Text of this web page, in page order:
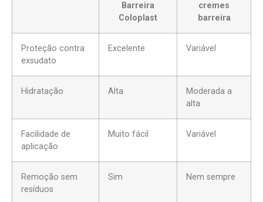
Barreira
Coloplast
cremes
barreira
Proteção contra
exsudato
Excelente Variável
Hidratação Alta
Moderada a
alta
Facilidade de
aplicação
Muito fácil Variável
Remoção sem
resíduos
Sim Nem sempre